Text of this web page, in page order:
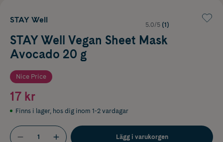
STAY Well
5.0/5 (1)
STAY Well Vegan Sheet Mask
Avocado 20 g
Nice Price
17 kr
Finns i lager, hos dig inom 1-2 vardagar
Lägg i varukorgen